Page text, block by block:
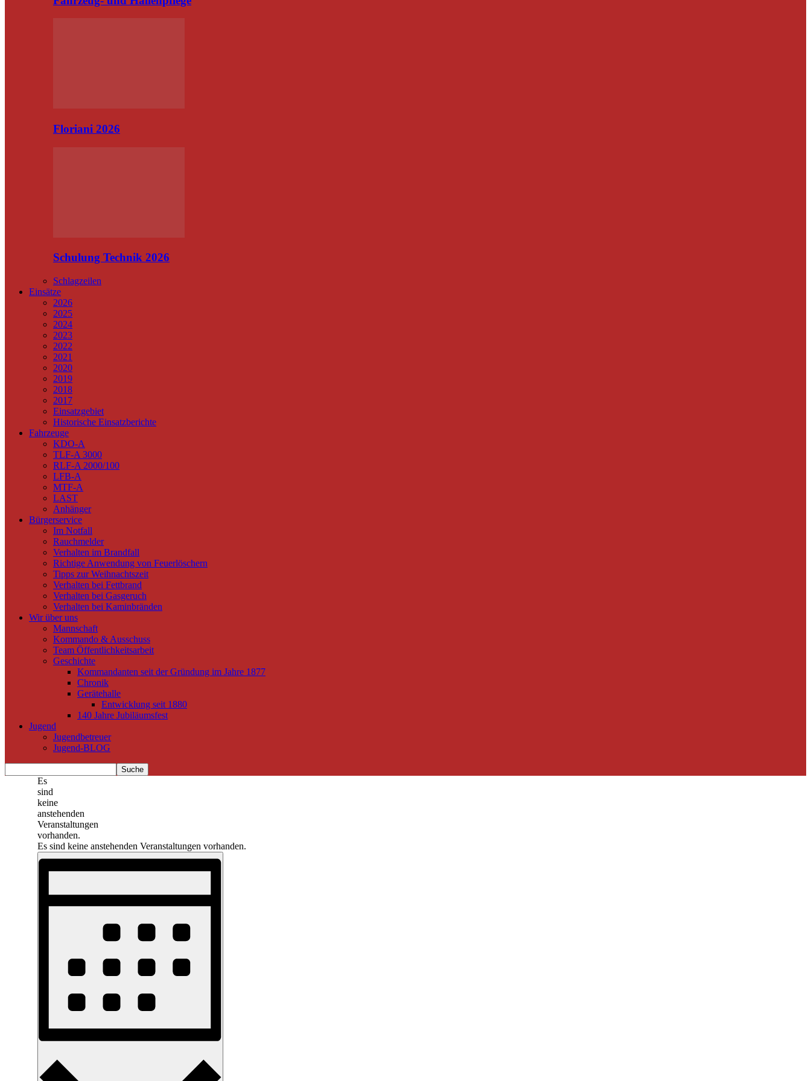
Floriani 2026
Schulung Technik 2026
Schlagzeilen
Einsätze
2026
2025
2024
2023
2022
2021
2020
2019
2018
2017
Einsatzgebiet
Historische Einsatzberichte
Fahrzeuge
KDO-A
TLF-A 3000
RLF-A 2000/100
LFB-A
MTF-A
LAST
Anhänger
Bürgerservice
Im Notfall
Rauchmelder
Verhalten im Brandfall
Richtige Anwendung von Feuerlöschern
Tipps zur Weihnachtszeit
Verhalten bei Fettbrand
Verhalten bei Gasgeruch
Verhalten bei Kaminbränden
Wir über uns
Mannschaft
Kommando & Ausschuss
Team Öffentlichkeitsarbeit
Geschichte
Kommandanten seit der Gründung im Jahre 1877
Chronik
Gerätehalle
Entwicklung seit 1880
140 Jahre Jubiläumsfest
Jugend
Jugendbetreuer
Jugend-BLOG
Es
sind
keine
anstehenden
Veranstaltungen
vorhanden.
Es sind keine anstehenden Veranstaltungen vorhanden.
Ansichten-
Navigation
Veranstaltung
Ansichten-